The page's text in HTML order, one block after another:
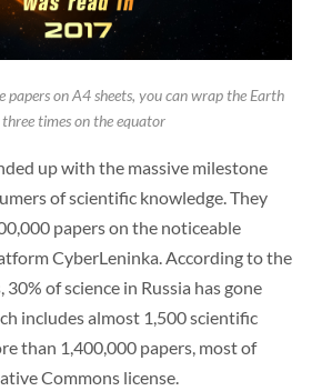
papers on A4 sheets, you can wrap the Earth
three times on the equator
up with the massive milestone
of scientific knowledge. They
papers on the noticeable
CyberLeninka. According to the
of science in Russia has gone
includes almost 1,500 scientific
than 1,400,000 papers, most of
Commons license.